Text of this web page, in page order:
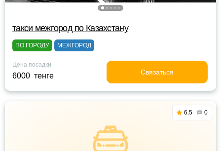
такси межгород по Казахстану
ПО ГОРОДУ МЕЖГОРОД
Цена посадки
6000 тенге Связаться
6.5 0